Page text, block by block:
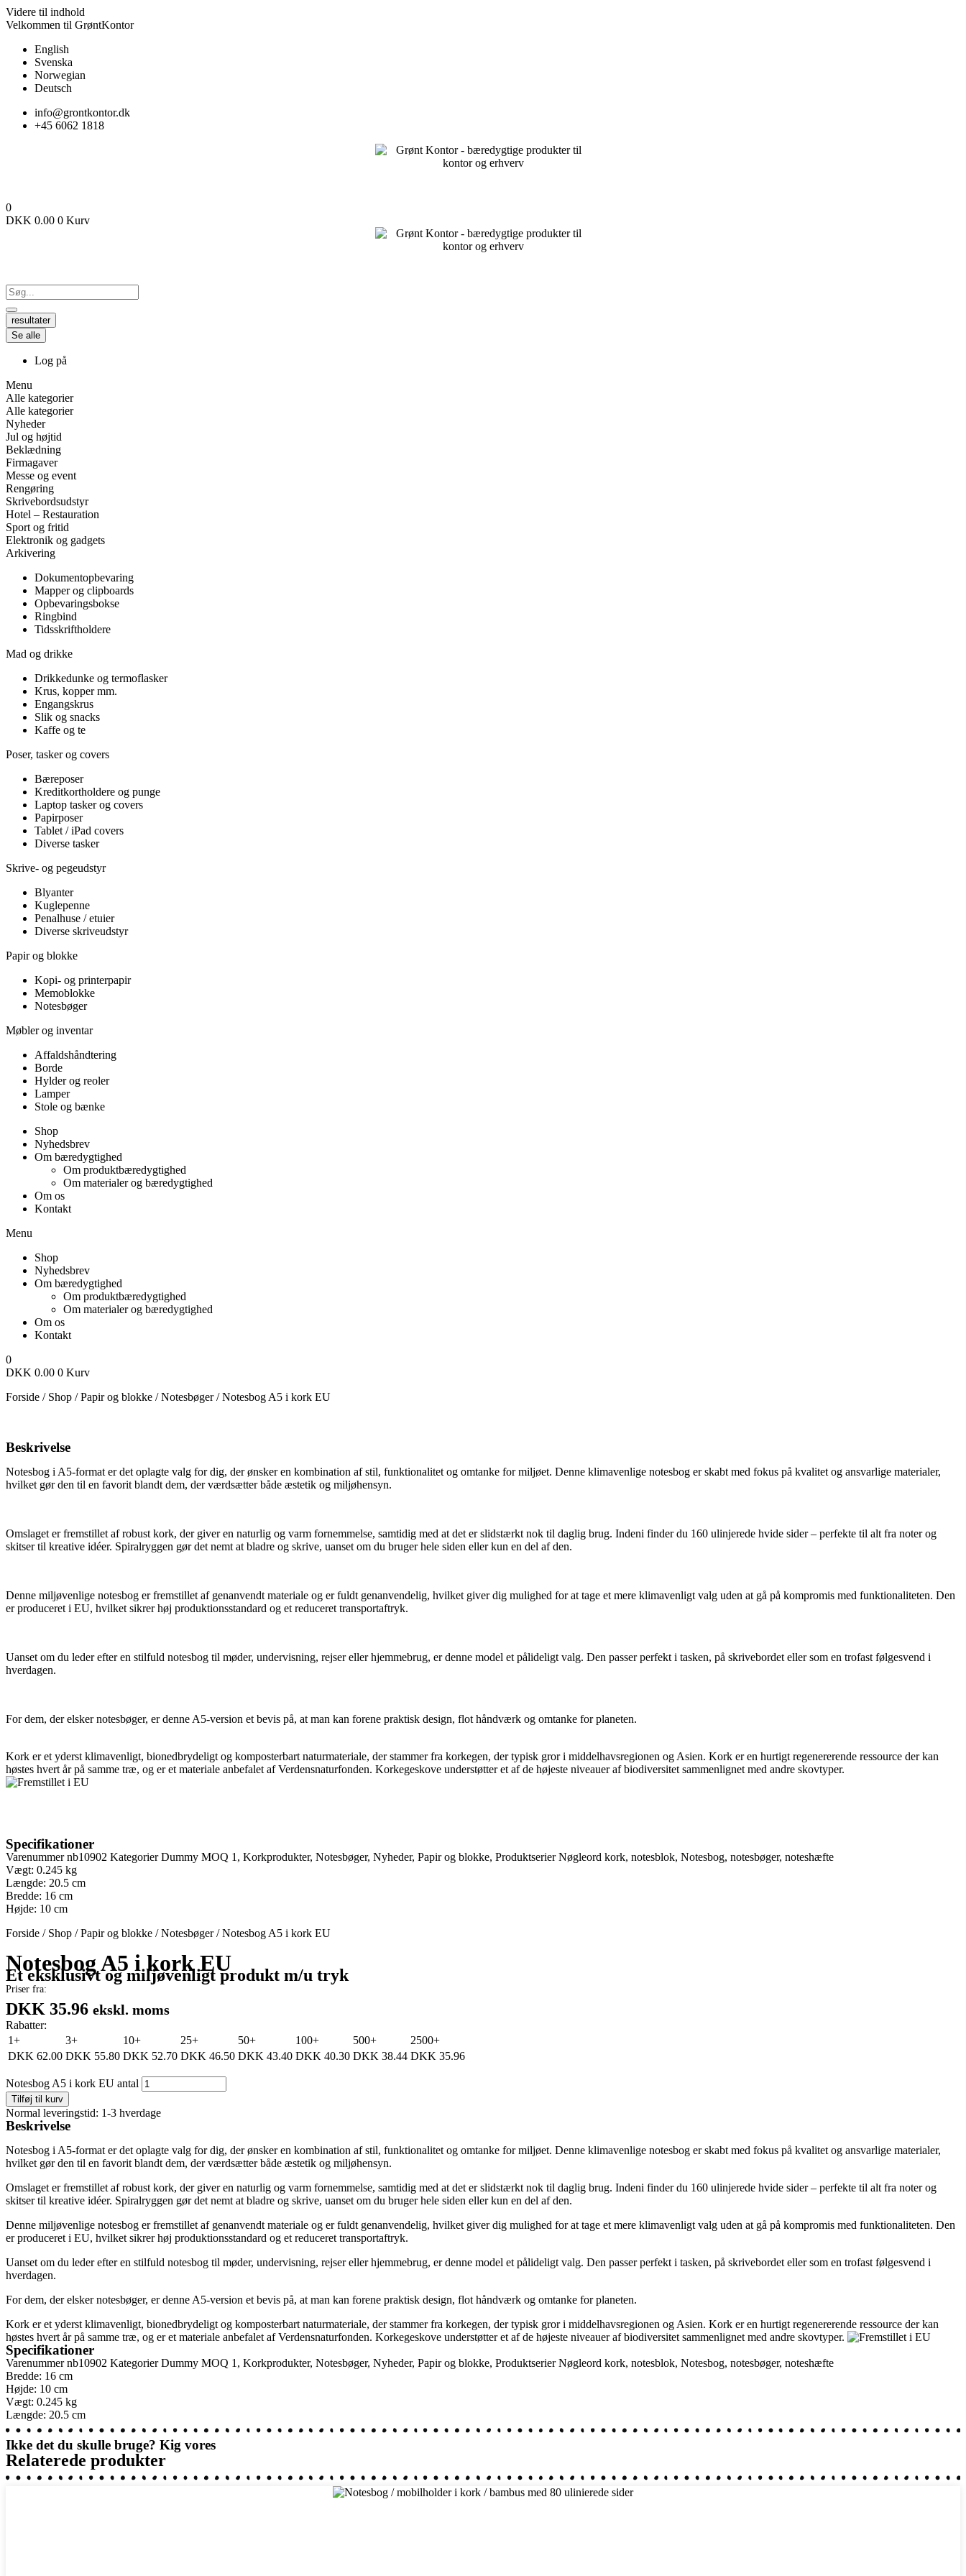
Videre til indhold
Velkommen til GrøntKontor
English
Svenska
Norwegian
Deutsch
info@grontkontor.dk
+45 6062 1818
0
DKK 0.00 0 Kurv
resultater
Se alle
Log på
Menu
Alle kategorier
Alle kategorier
Nyheder
Jul og højtid
Beklædning
Firmagaver
Messe og event
Rengøring
Skrivebordsudstyr
Hotel – Restauration
Sport og fritid
Elektronik og gadgets
Arkivering
Dokumentopbevaring
Mapper og clipboards
Opbevaringsbokse
Ringbind
Tidsskriftholdere
Mad og drikke
Drikkedunke og termoflasker
Krus, kopper mm.
Engangskrus
Slik og snacks
Kaffe og te
Poser, tasker og covers
Bæreposer
Kreditkortholdere og punge
Laptop tasker og covers
Papirposer
Tablet / iPad covers
Diverse tasker
Skrive- og pegeudstyr
Blyanter
Kuglepenne
Penalhuse / etuier
Diverse skriveudstyr
Papir og blokke
Kopi- og printerpapir
Memoblokke
Notesbøger
Møbler og inventar
Affaldshåndtering
Borde
Hylder og reoler
Lamper
Stole og bænke
Shop
Nyhedsbrev
Om bæredygtighed
Om produktbæredygtighed
Om materialer og bæredygtighed
Om os
Kontakt
Menu
Shop
Nyhedsbrev
Om bæredygtighed
Om produktbæredygtighed
Om materialer og bæredygtighed
Om os
Kontakt
0
DKK 0.00 0 Kurv
Forside / Shop /Papir og blokke /Notesbøger/Notesbog A5 i kork EU
Beskrivelse
Notesbog i A5-format er det oplagte valg for dig, der ønsker en kombination af stil, funktionalitet og omtanke for miljøet. Denne klimavenlige notesbog er skabt med fokus på kvalitet og ansvarlige materialer,
hvilket gør den til en favorit blandt dem, der værdsætter både æstetik og miljøhensyn.
Omslaget er fremstillet af robust kork, der giver en naturlig og varm fornemmelse, samtidig med at det er slidstærkt nok til daglig brug. Indeni finder du 160 ulinjerede hvide sider – perfekte til alt fra noter og
skitser til kreative idéer. Spiralryggen gør det nemt at bladre og skrive, uanset om du bruger hele siden eller kun en del af den.
Denne miljøvenlige notesbog er fremstillet af genanvendt materiale og er fuldt genanvendelig, hvilket giver dig mulighed for at tage et mere klimavenligt valg uden at gå på kompromis med funktionaliteten. Den
er produceret i EU, hvilket sikrer høj produktionsstandard og et reduceret transportaftryk.
Uanset om du leder efter en stilfuld notesbog til møder, undervisning, rejser eller hjemmebrug, er denne model et pålideligt valg. Den passer perfekt i tasken, på skrivebordet eller som en trofast følgesvend i
hverdagen.
For dem, der elsker notesbøger, er denne A5-version et bevis på, at man kan forene praktisk design, flot håndværk og omtanke for planeten.
Kork er et yderst klimavenligt, bionedbrydeligt og komposterbart naturmateriale, der stammer fra korkegen, der typisk gror i middelhavsregionen og Asien. Kork er en hurtigt regenererende ressource der kan
høstes hvert år på samme træ, og er et materiale anbefalet af Verdensnaturfonden. Korkegeskove understøtter et af de højeste niveauer af biodiversitet sammenlignet med andre skovtyper.
Specifikationer
Varenummernb10902 Kategorier Dummy MOQ 1 , Korkprodukter, Notesbøger, Nyheder, Papir og blokke, Produktserier Nøgleord kork, notesblok, Notesbog, notesbøger, noteshæfte
Vægt: 0.245 kg
Længde: 20.5 cm
Bredde: 16 cm
Højde: 10 cm
Forside / Shop /Papir og blokke /Notesbøger/Notesbog A5 i kork EU
Notesbog A5 i kork EU
Et eksklusivt og miljøvenligt produkt m/u tryk
Priser fra:
DKK 35.96 ekskl. moms
Rabatter:
1+
3+ 10+ 25+ 50+ 100+ 500+
2500+
DKK 62.00 DKK 55.80 DKK 52.70 DKK 46.50 DKK 43.40 DKK 40.30 DKK 38.44 DKK 35.96
Notesbog A5 i kork EU antal
Tilføj til kurv
Normal leveringstid: 1-3 hverdage
Beskrivelse
Notesbog i A5-format er det oplagte valg for dig, der ønsker en kombination af stil, funktionalitet og omtanke for miljøet. Denne klimavenlige notesbog er skabt med fokus på kvalitet og ansvarlige materialer,
hvilket gør den til en favorit blandt dem, der værdsætter både æstetik og miljøhensyn.
Omslaget er fremstillet af robust kork, der giver en naturlig og varm fornemmelse, samtidig med at det er slidstærkt nok til daglig brug. Indeni finder du 160 ulinjerede hvide sider – perfekte til alt fra noter og
skitser til kreative idéer. Spiralryggen gør det nemt at bladre og skrive, uanset om du bruger hele siden eller kun en del af den.
Denne miljøvenlige notesbog er fremstillet af genanvendt materiale og er fuldt genanvendelig, hvilket giver dig mulighed for at tage et mere klimavenligt valg uden at gå på kompromis med funktionaliteten. Den
er produceret i EU, hvilket sikrer høj produktionsstandard og et reduceret transportaftryk.
Uanset om du leder efter en stilfuld notesbog til møder, undervisning, rejser eller hjemmebrug, er denne model et pålideligt valg. Den passer perfekt i tasken, på skrivebordet eller som en trofast følgesvend i
hverdagen.
For dem, der elsker notesbøger, er denne A5-version et bevis på, at man kan forene praktisk design, flot håndværk og omtanke for planeten.
Kork er et yderst klimavenligt, bionedbrydeligt og komposterbart naturmateriale, der stammer fra korkegen, der typisk gror i middelhavsregionen og Asien. Kork er en hurtigt regenererende ressource der kan
høstes hvert år på samme træ, og er et materiale anbefalet af Verdensnaturfonden. Korkegeskove understøtter et af de højeste niveauer af biodiversitet sammenlignet med andre skovtyper.
Specifikationer
Varenummernb10902 Kategorier Dummy MOQ 1 , Korkprodukter, Notesbøger, Nyheder, Papir og blokke, Produktserier Nøgleord kork, notesblok, Notesbog, notesbøger, noteshæfte
Bredde: 16 cm
Højde: 10 cm
Vægt: 0.245 kg
Længde: 20.5 cm
Ikke det du skulle bruge? Kig vores
Relaterede produkter